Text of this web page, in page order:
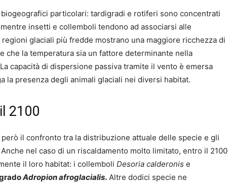
particolari: tardigradi e rotiferi sono concentrati
insetti e collemboli tendono ad associarsi alle
glaciali più fredde mostrano una maggiore ricchezza di
che la temperatura sia un fattore determinante nella
capacità di dispersione passiva tramite il vento è emersa
la presenza degli animali glaciali nei diversi habitat.
2100
il confronto tra la distribuzione attuale delle specie e gli
nel caso di un riscaldamento molto limitato, entro il 2100
il loro habitat: i collemboli Desoria calderonis e
Adropion afroglacialis. Altre dodici specie ne